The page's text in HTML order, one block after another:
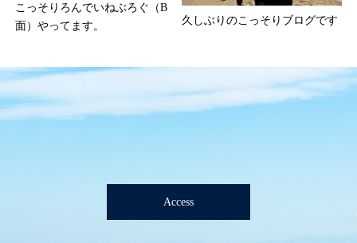
こっそりろんでいねぶろぐ（B
面）やってます。
久しぶりのこっそりブログです
Access